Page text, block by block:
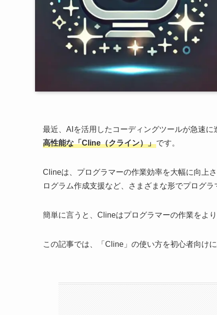
最近、AIを活用したコーディングツールが急速
高性能な「Cline（クライン）」です。
Clineは、プログラマーの作業効率を大幅に向上
ログラム作成支援など、さまざまな形でプログラ
簡単に言うと、Clineはプログラマーの作業をよ
この記事では、「Cline」の使い方を初心者向け